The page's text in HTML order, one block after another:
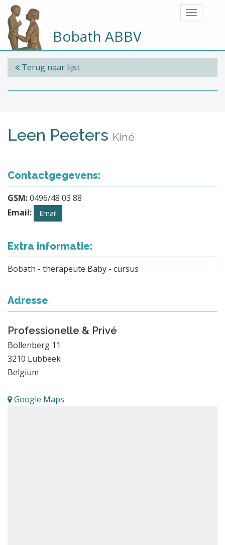
Bobath ABBV
Terug naar lijst
Leen Peeters Kiné
Contactgegevens:
GSM:0496/48 03 88
Email:
Email
Extra informatie:
Bobath - therapeute Baby - cursus
Adresse
Professionelle & Privé
Bollenberg 11
3210 Lubbeek
Belgium
Google Maps